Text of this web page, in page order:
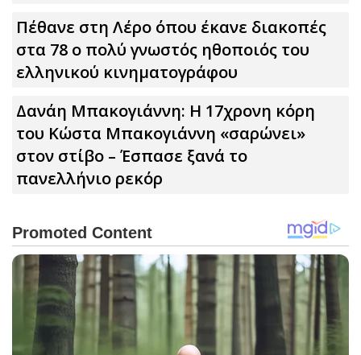
Πέθανε στη Λέρο όπου έκανε διακοπές
στα 78 ο πολύ γνωστός ηθοποιός του
ελληνικού κινηματογράφου
Δανάη Μπακογιάννη: Η 17χρονη κόρη
του Κώστα Μπακογιάννη «σαρώνει»
στον στίβο – Έσπασε ξανά το
πανελλήνιο ρεκόρ